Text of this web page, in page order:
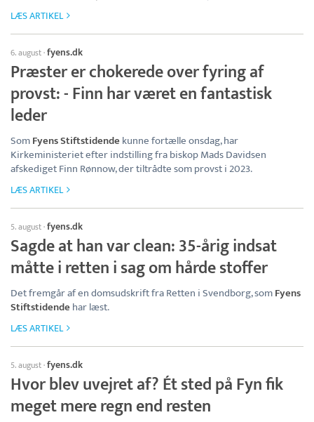
LÆS ARTIKEL
6. august·fyens.dk
Præster er chokerede over fyring af
provst: - Finn har været en fantastisk
leder
SomFyens Stiftstidendekunne fortælle onsdag, har
Kirkeministeriet efter indstilling fra biskop Mads Davidsen
afskediget Finn Rønnow, der tiltrådte som provst i 2023.
LÆS ARTIKEL
5. august·fyens.dk
Sagde at han var clean: 35-årig indsat
måtte i retten i sag om hårde stoffer
Det fremgår af en domsudskrift fra Retten i Svendborg, somFyens
Stiftstidendehar læst.
LÆS ARTIKEL
5. august·fyens.dk
Hvor blev uvejret af? Ét sted på Fyn fik
meget mere regn end resten